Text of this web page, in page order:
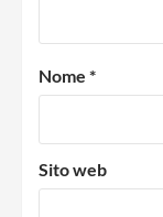
Nome *
Sito web